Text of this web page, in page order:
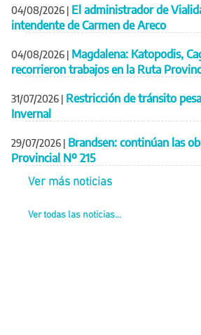
04/08/2026 | El administrador de
intendente de Carmen de Areco
04/08/2026 | Magdalena: Katopodis,
recorrieron trabajos en la Ruta
31/07/2026 | Restricción de tránsito
Invernal
29/07/2026 | Brandsen: continúan las
Provincial Nº 215
Ver más noticias
Ver todas las noticias...